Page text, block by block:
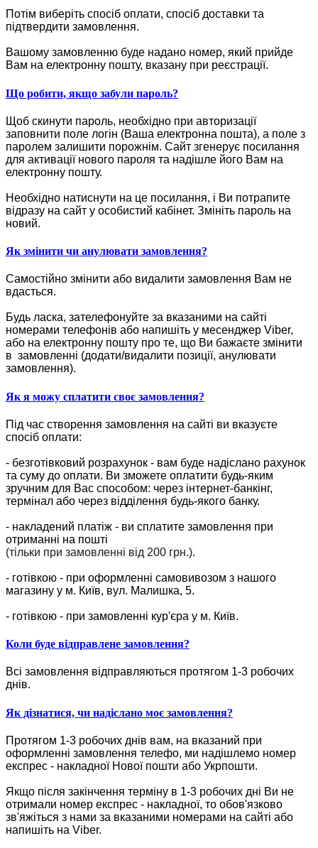
Потім виберіть спосіб оплати, спосіб доставки та
підтвердити замовлення.
Вашому замовленню буде надано номер, який прийде
Вам на електронну пошту, вказану при реєстрації.
Що робити, якщо забули пароль?
Щоб скинути пароль, необхідно при авторизації
заповнити поле логін (Ваша електронна пошта), а поле з
паролем залишити порожнім. Сайт згенерує посилання
для активації нового пароля та надішле його Вам на
електронну пошту.
Необхідно натиснути на це посилання, і Ви потрапите
відразу на сайт у особистий кабінет. Змініть пароль на
новий.
Як змінити чи анулювати замовлення?
Самостійно змінити або видалити замовлення Вам не
вдасться.
Будь ласка, зателефонуйте за вказаними на сайті
номерами телефонів або напишіть у месенджер Viber,
або на електронну пошту про те, що Ви бажаєте змінити
в замовленні (додати/видалити позиції, анулювати
замовлення).
Як я можу сплатити своє замовлення?
Під час створення замовлення на сайті ви вказуєте
спосіб оплати:
- безготівковий розрахунок - вам буде надіслано рахунок
та суму до оплати. Ви зможете оплатити будь-яким
зручним для Вас способом: через інтернет-банкінг,
термінал або через відділення будь-якого банку.
- накладений платіж - ви сплатите замовлення при
отриманні на пошті
(тільки при замовленні від 200 грн.).
- готівкою - при оформленні самовивозом з нашого
магазину у м. Київ, вул. Малишка, 5.
- готівкою - при замовленні кур'єра у м. Київ.
Коли буде відправлене замовлення?
Всі замовлення відправляються протягом 1-3 робочих
днів.
Як дізнатися, чи надіслано моє замовлення?
Протягом 1-3 робочих днів вам, на вказаний при
оформленні замовлення телефо, ми надішлемо номер
експрес - накладної Нової пошти або Укрпошти.
Якщо після закінчення терміну в 1-3 робочих дні Ви не
отримали номер експрес - накладної, то обов'язково
зв'яжіться з нами за вказаними номерами на сайті або
напишіть на Viber.